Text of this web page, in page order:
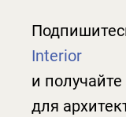
Interior
и
для